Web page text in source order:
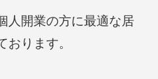
人開業の方に最適な居
ります。